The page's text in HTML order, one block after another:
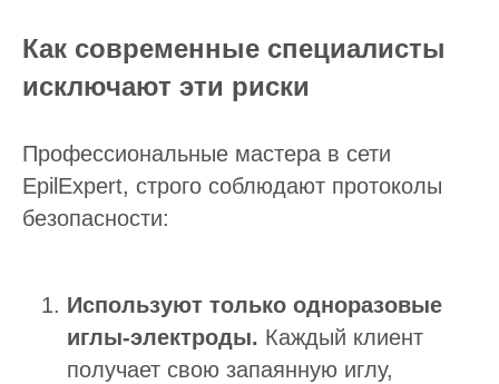
Как современные специалисты
исключают эти риски
Профессиональные мастера в сети
EpilExpert, строго соблюдают протоколы
безопасности:
Используют только одноразовые
иглы-электроды. Каждый клиент
получает свою запаянную иглу,